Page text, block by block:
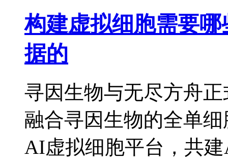
构建虚拟细胞需要
据的
寻因生物与无尽方舟
融合寻因生物的全单
AI虚拟细胞平台，共